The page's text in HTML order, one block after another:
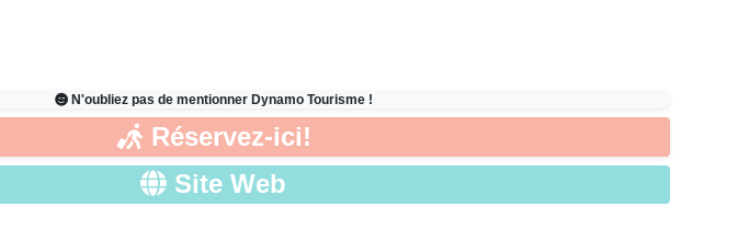
N'oubliez pas de mentionner Dynamo Tourisme !
Réservez-ici!
Site Web